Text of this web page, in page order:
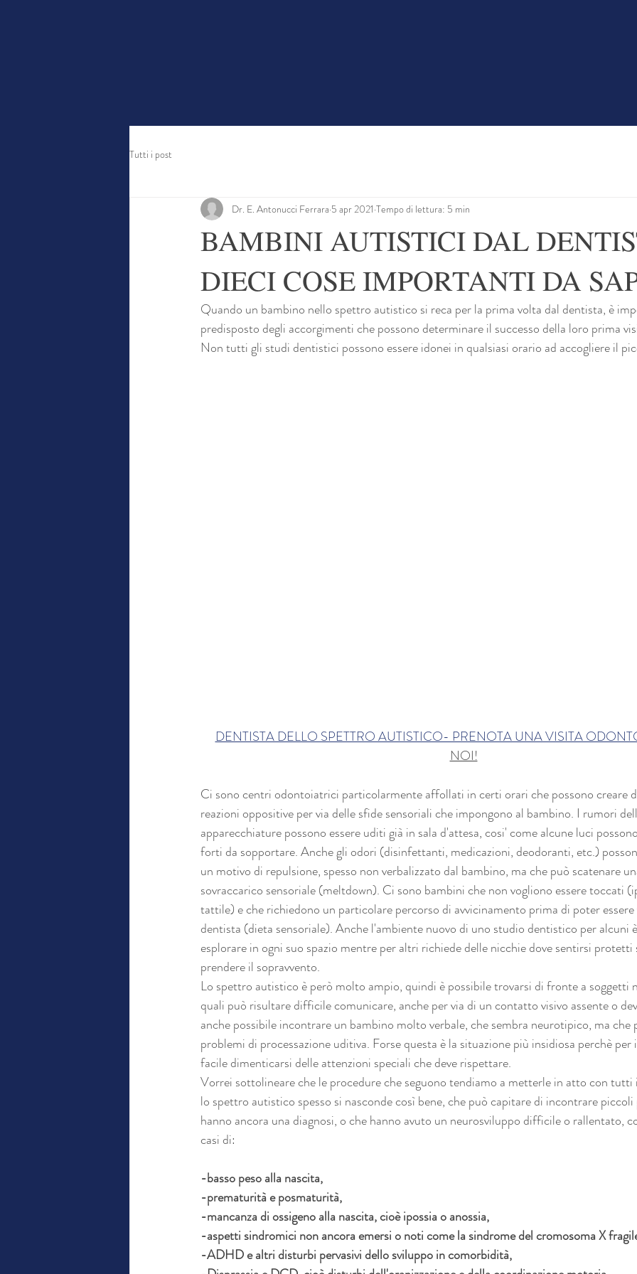
Tutti i post
BAMBINI AUTISTICI DAL
DIECI COSE IMPORTANTI DA
Dr. E. Antonucci Ferrara 5 apr 2021 Tempo di lettura: 5 min
Quando un bambino nello spettro autistico si reca per la prima volta dal dentista, è
predisposto degli accorgimenti che possono determinare il successo della loro prima
Non tutti gli studi dentistici possono essere idonei in qualsiasi orario ad accogliere il
DENTISTA DELLO SPETTRO AUTISTICO- PRENOTA UNA VISITA
NOI!
Ci sono centri odontoiatrici particolarmente affollati in certi orari che possono creare
reazioni oppositive per via delle sfide sensoriali che impongono al bambino. I rumori
apparecchiature possono essere uditi già in sala d'attesa, cosi' come alcune luci
forti da sopportare. Anche gli odori (disinfettanti, medicazioni, deodoranti, etc.)
un motivo di repulsione, spesso non verbalizzato dal bambino, ma che può scatenare
sovraccarico sensoriale (meltdown). Ci sono bambini che non vogliono essere toccati
tattile) e che richiedono un particolare percorso di avvicinamento prima di poter
dentista (dieta sensoriale). Anche l'ambiente nuovo di uno studio dentistico per alcuni
esplorare in ogni suo spazio mentre per altri richiede delle nicchie dove sentirsi protetti
prendere il sopravvento.
Lo spettro autistico è però molto ampio, quindi è possibile trovarsi di fronte a soggetti
quali può risultare difficile comunicare, anche per via di un contatto visivo assente o
anche possibile incontrare un bambino molto verbale, che sembra neurotipico, ma che
problemi di processazione uditiva. Forse questa è la situazione più insidiosa perchè
facile dimenticarsi delle attenzioni speciali che deve rispettare.
Vorrei sottolineare che le procedure che seguono tendiamo a metterle in atto con tutti
lo spettro autistico spesso si nasconde così bene, che può capitare di incontrare
hanno ancora una diagnosi, o che hanno avuto un neurosviluppo difficile o rallentato,
casi di:
-basso peso alla nascita,
-prematurità e posmaturità,
-mancanza di ossigeno alla nascita, cioè ipossia o anossia,
-aspetti sindromici non ancora emersi o noti come la sindrome del cromosoma X
-ADHD e altri disturbi pervasivi dello sviluppo in comorbidità,